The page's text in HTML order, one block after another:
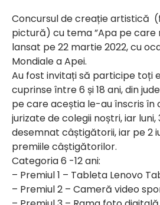
Concursul de creație artistică
pictură) cu tema ”Apa pe care
lansat pe 22 martie 2022, cu
Mondiale a Apei.
Au fost invitați să participe toți
cuprinse între 6 și 18 ani, din
pe care aceștia le-au înscris în
jurizate de colegii noștri, iar
desemnat câștigătorii, iar pe 2
premiile câștigătorilor.
Categoria 6 -12 ani:
– Premiul 1 – Tableta Lenovo
– Premiul 2 – Cameră video